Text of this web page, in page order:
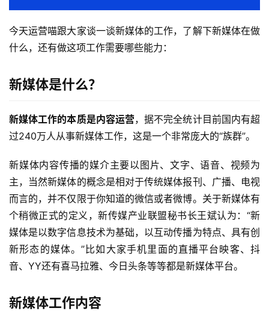
今天运营喵跟大家谈一谈新媒体的工作，了解下新媒体在做
什么，还有做这项工作需要哪些能力：
新媒体是什么？
新媒体工作的本质是内容运营，据不完全统计目前国内有超
过240万人从事新媒体工作，这是一个非常庞大的“族群”。
新媒体内容传播的媒介主要以图片、文字、语音、视频为
主，当然新媒体的概念是相对于传统媒体报刊、广播、电视
而言的，并不仅限于你知道的微信或者微博。关于新媒体有
个稍微正式的定义，新传媒产业联盟秘书长王斌认为：“新
媒体是以数字信息技术为基础，以互动传播为特点、具有创
新形态的媒体。”比如大家手机里面的直播平台映客、抖
音、YY还有喜马拉雅、今日头条等等都是新媒体平台。
新媒体工作内容